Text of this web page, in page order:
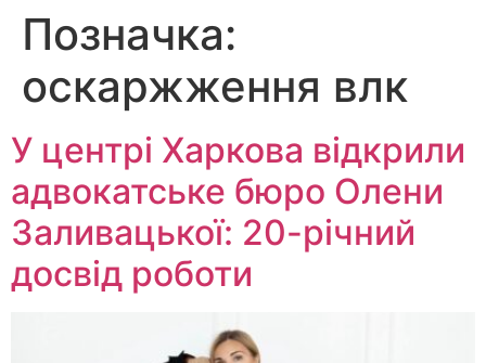
Перейти
вмісту
Позначка:
оскаржження влк
У центрі Харкова відкрили
адвокатське бюро Олени
Заливацької: 20-річний
досвід роботи